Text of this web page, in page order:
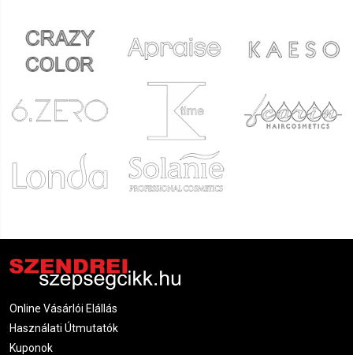
Online Vásárlói Elállás
Használati Útmutatók
Kuponok